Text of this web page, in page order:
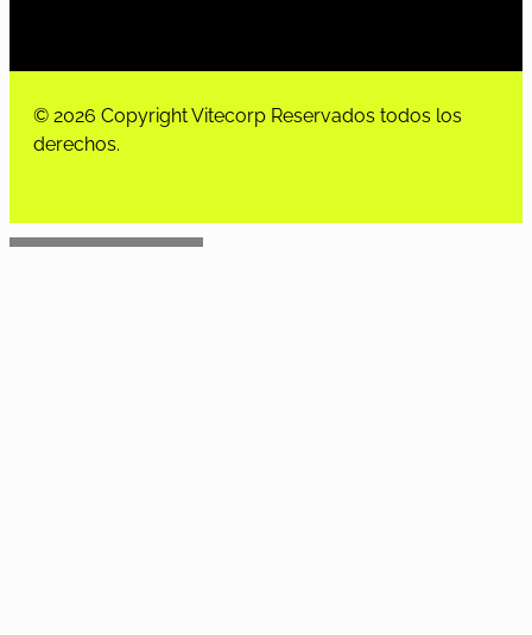
© 2026 Copyright Vitecorp Reservados todos los
derechos.